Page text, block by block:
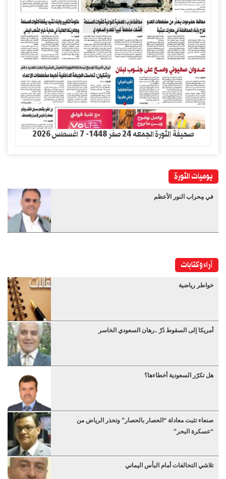
صحيفة الثورة الجمعه 24 صفر 1448- 7 اغسطس 2026
يوميات الثورة
في مِحراب النور الأعظم
آراء وكتابات
خواطر رياضية
أمريكا إلى السقوط دُرْ ..رهان السعودي الخاسر
هل تكرّر السعودية أخطاءها؟
صنعاء تثبت معادلة “الحصار بالحصار” وتحذر الرياض من
“عسكرة البحر”
تلاشي التحالفات أمام البأس اليماني